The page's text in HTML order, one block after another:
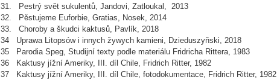
31. Pestrý svět sukulentů, Jandovi, Zatloukal, 2013
32. Pěstujeme Euforbie, Gratias, Nosek, 2014
33. Choroby a škudci kaktusů, Pavlík, 2018
34 Uprawa Litopsów i innych žywych kamieni, Dzieduszyňski, 2018
35 Parodia Speg, Studijní texty podle materiálu Fridricha Rittera, 1983
36 Kaktusy jížní Ameriky, III. díl Chile, Fridrich Ritter, 1982
37 Kaktusy jížní Ameriky, III. díl Chile, fotodokumentace, Fridrich Ritter, 1982